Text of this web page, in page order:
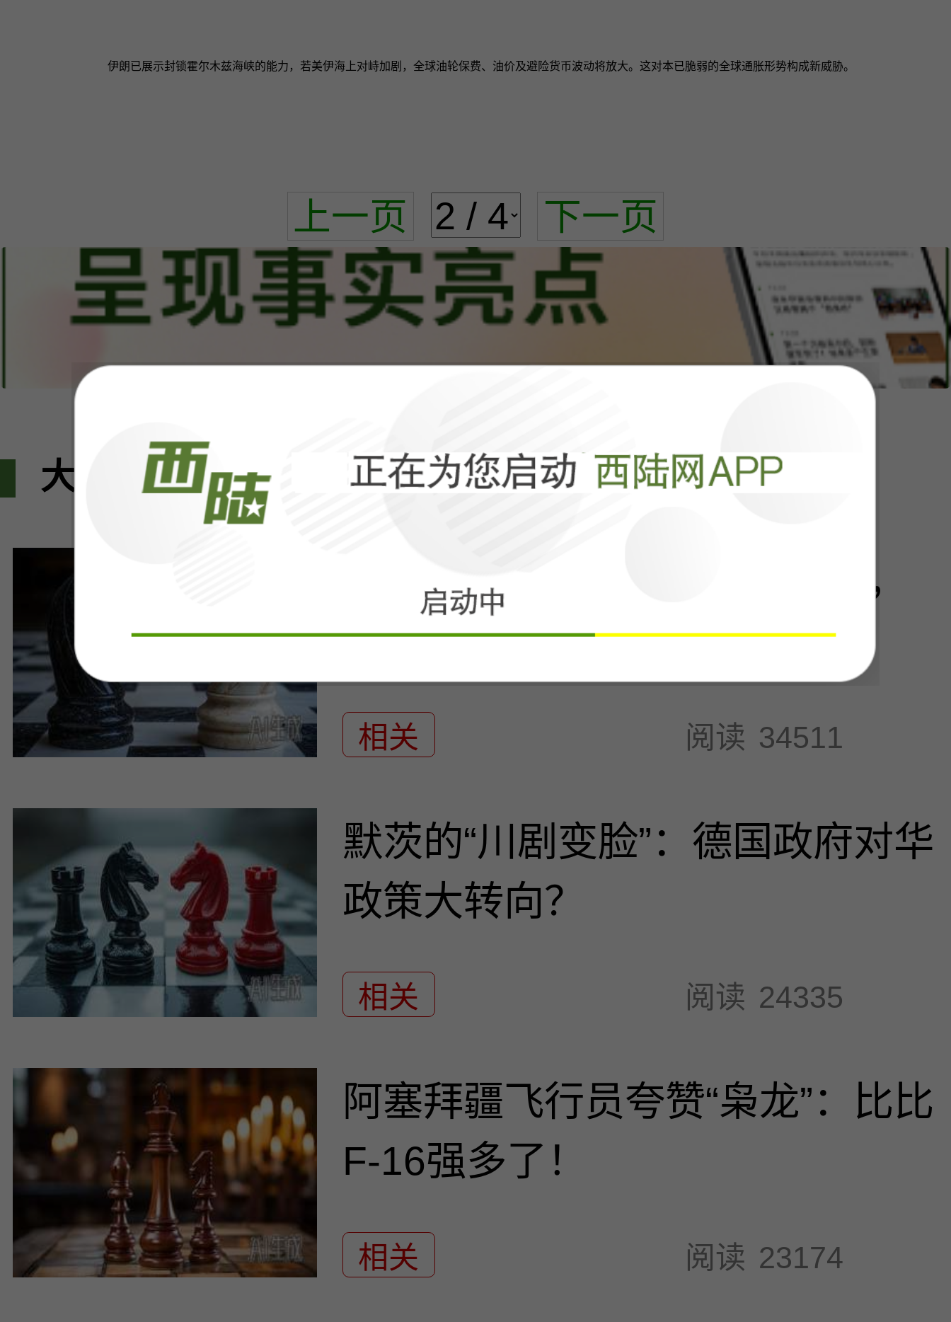
伊朗已展示封锁霍尔木兹海峡的能力，若美伊海上对峙加剧，全球油轮保费、油价及避险货币波动将放大。这对本已脆弱的全球通胀形势构成新威胁。
上一页 下一页
大家都在看
美国对盟友捅刀！中国这步棋，
全世界都看傻了
相关 阅读 34511
默茨的“川剧变脸”：德国政府对华
政策大转向？
相关 阅读 24335
阿塞拜疆飞行员夸赞“枭龙”：比比
F-16强多了！
相关 阅读 23174